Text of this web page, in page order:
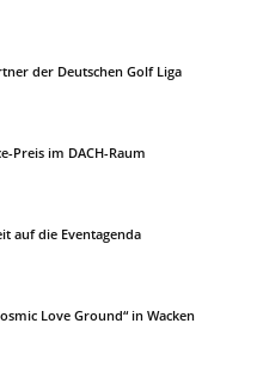
der Deutschen Golf Liga
Preis im DACH-Raum
auf die Eventagenda
Love Ground“ in Wacken